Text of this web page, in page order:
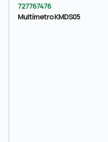
727767476
Multímetro KMDS05